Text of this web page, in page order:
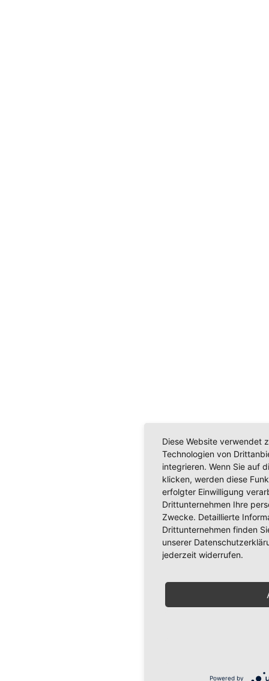
Diese Website verwendet
Technologien von
integrieren. Wenn Sie auf
klicken, werden diese
erfolgter Einwilligung
Drittunternehmen Ihre
Zwecke. Detaillierte
Drittunternehmen finden
unserer
jederzeit widerrufen.
Powered by